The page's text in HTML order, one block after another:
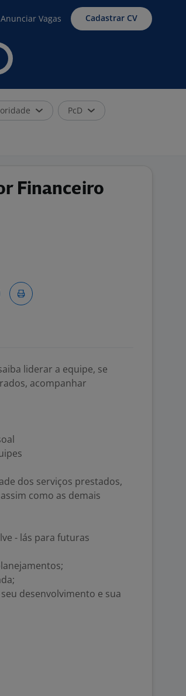
Anunciar Vagas Cadastrar CV
PcD
Financeiro
liderar a equipe, se
acompanhar
dos serviços prestados,
como as demais
- lás para futuras
desenvolvimento e sua